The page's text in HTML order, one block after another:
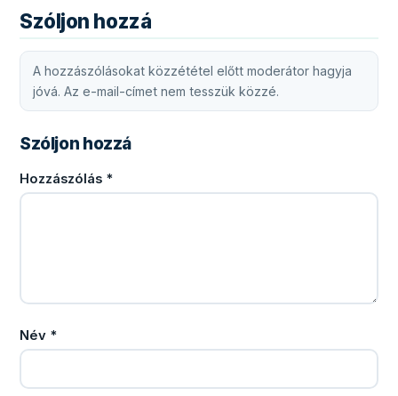
Szóljon hozzá
A hozzászólásokat közzététel előtt moderátor hagyja
jóvá. Az e-mail-címet nem tesszük közzé.
Szóljon hozzá
Hozzászólás *
Név *